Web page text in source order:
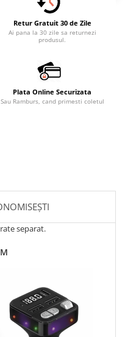
Retur Gratuit 30 de Zile
Ai pana la 30 zile sa returnezi
produsul.
Plata Online Securizata
Sau Ramburs, cand primesti coletul
separat.